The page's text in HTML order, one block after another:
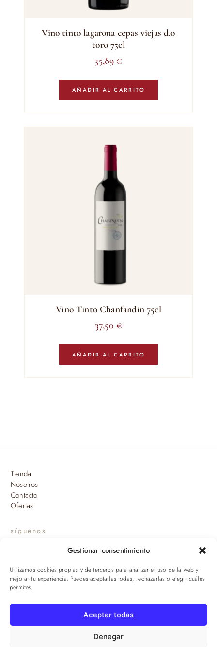
Gestionar consentimiento
Utilizamos cookies propias y de terceros para analizar el uso de la web y
mejorar tu experiencia. Puedes aceptarlas todas, rechazarlas o elegir cuáles
permites.
Aceptar todas
Denegar
Vino tinto lagarona cepas viejas d.o
toro 75cl
35,89 €
AÑADIR AL CARRITO
Vino Tinto Chanfandin 75cl
37,50 €
AÑADIR AL CARRITO
Tienda
Nosotros
Contacto
Ofertas
síguenos
suscríbete a nuestras novedades
© 2026 Viandas de la Sierra · Damaroca Ibéricos S.L. · B-90471293 ·